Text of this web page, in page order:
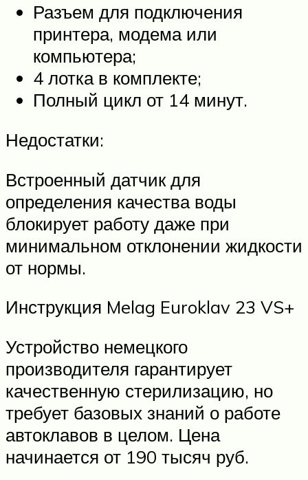
Разъем для подключения
принтера, модема или
компьютера;
4 лотка в комплекте;
Полный цикл от 14 минут.
Недостатки:
Встроенный датчик для
определения качества воды
блокирует работу даже при
минимальном отклонении жидкости
от нормы.
Инструкция Melag Euroklav 23 VS+
Устройство немецкого
производителя гарантирует
качественную стерилизацию, но
требует базовых знаний о работе
автоклавов в целом. Цена
начинается от 190 тысяч руб.